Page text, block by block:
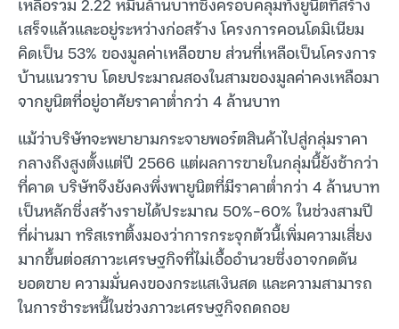
เสร็จแล้วและอยู่ระหว่างก่อสร้าง โครงการคอนโดมิเนียม
คิดเป็น 53% ของมูลค่าเหลือขาย ส่วนที่เหลือเป็นโครงการ
บ้านแนวราบ โดยประมาณสองในสามของมูลค่าคงเหลือมา
จากยูนิตที่อยู่อาศัยราคาต่ำกว่า 4 ล้านบาท
แม้ว่าบริษัทจะพยายามกระจายพอร์ตสินค้าไปสู่กลุ่มราคา
กลางถึงสูงตั้งแต่ปี 2566 แต่ผลการขายในกลุ่มนี้ยังช้ากว่า
ที่คาด บริษัทจึงยังคงพึ่งพายูนิตที่มีราคาต่ำกว่า 4 ล้านบาท
เป็นหลักซึ่งสร้างรายได้ประมาณ 50%-60% ในช่วงสามปี
ที่ผ่านมา ทริสเรทติ้งมองว่าการกระจุกตัวนี้เพิ่มความเสี่ยง
มากขึ้นต่อสภาวะเศรษฐกิจที่ไม่เอื้ออำนวยซึ่งอาจกดดัน
ยอดขาย ความมั่นคงของกระแสเงินสด และความสามารถ
ในการชำระหนี้ในช่วงภาวะเศรษฐกิจถดถอย